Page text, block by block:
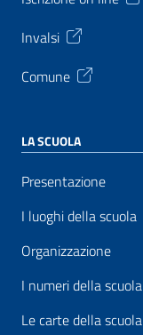
Invalsi
Comune
LA SCUOLA
Presentazione
I luoghi della scuola
Organizzazione
I numeri della scuola
Le carte della scuola